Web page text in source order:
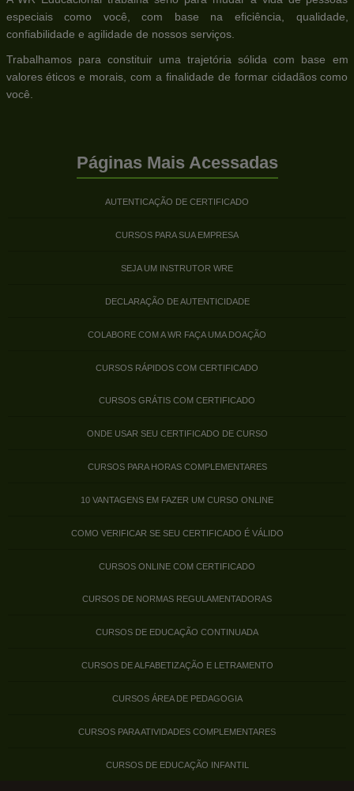
especiais como você, com base na eficiência, qualidade,
confiabilidade e agilidade de nossos serviços.
Trabalhamos para constituir uma trajetória sólida com base em
valores éticos e morais, com a finalidade de formar cidadãos como
você.
Páginas Mais Acessadas
AUTENTICAÇÃO DE CERTIFICADO
CURSOS PARA SUA EMPRESA
SEJA UM INSTRUTOR WRE
DECLARAÇÃO DE AUTENTICIDADE
COLABORE COM A WR FAÇA UMA DOAÇÃO
CURSOS RÁPIDOS COM CERTIFICADO
CURSOS GRÁTIS COM CERTIFICADO
ONDE USAR SEU CERTIFICADO DE CURSO
CURSOS PARA HORAS COMPLEMENTARES
10 VANTAGENS EM FAZER UM CURSO ONLINE
COMO VERIFICAR SE SEU CERTIFICADO É VÁLIDO
CURSOS ONLINE COM CERTIFICADO
CURSOS DE NORMAS REGULAMENTADORAS
CURSOS DE EDUCAÇÃO CONTINUADA
CURSOS DE ALFABETIZAÇÃO E LETRAMENTO
CURSOS ÁREA DE PEDAGOGIA
CURSOS PARA ATIVIDADES COMPLEMENTARES
CURSOS DE EDUCAÇÃO INFANTIL